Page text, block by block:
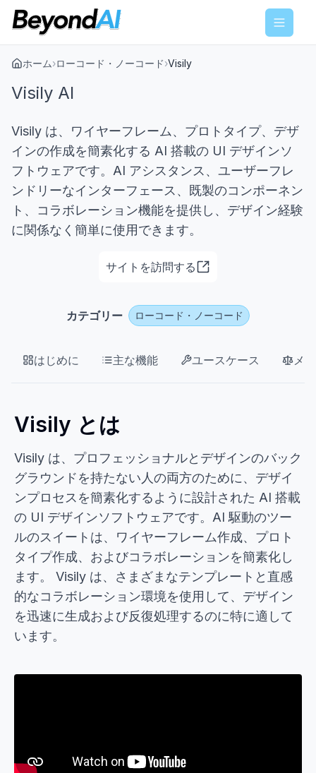
Menu
ホーム›ローコード・ノーコード›Visily
Visily AI
Visily は、ワイヤーフレーム、プロトタイプ、デザ
インの作成を簡素化する AI 搭載の UI デザインソ
フトウェアです。AI アシスタンス、ユーザーフレ
ンドリーなインターフェース、既製のコンポーネン
ト、コラボレーション機能を提供し、デザイン経験
に関係なく簡単に使用できます。
サイトを訪問する
カテゴリー ローコード・ノーコード
はじめに 主な機能 ユースケース メ
Visily とは
Visily は、プロフェッショナルとデザインのバック
グラウンドを持たない人の両方のために、デザイ
ンプロセスを簡素化するように設計された AI 搭載
の UI デザインソフトウェアです。AI 駆動のツー
ルのスイートは、ワイヤーフレーム作成、プロト
タイプ作成、およびコラボレーションを簡素化し
ます。 Visily は、さまざまなテンプレートと直感
的なコラボレーション環境を使用して、デザイン
を迅速に生成および反復処理するのに特に適して
います。